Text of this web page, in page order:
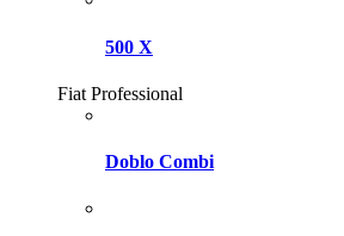
500 X
Fiat Professional
Doblo Combi